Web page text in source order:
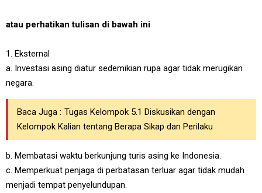
atau perhatikan tulisan di bawah ini
1. Eksternal
a. Investasi asing diatur sedemikian rupa agar tidak merugikan
negara.
Baca Juga : Tugas Kelompok 5.1 Diskusikan dengan
Kelompok Kalian tentang Berapa Sikap dan Perilaku
b. Membatasi waktu berkunjung turis asing ke Indonesia.
c. Memperkuat penjaga di perbatasan terluar agar tidak mudah
menjadi tempat penyelundupan.